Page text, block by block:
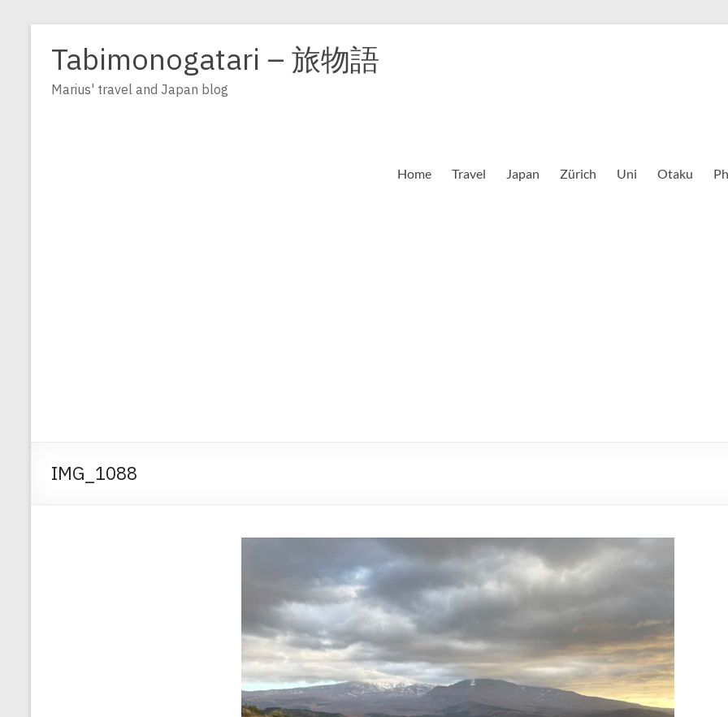
Inhalt
springen
Tabimonogatari – 旅物語
Marius' travel and Japan blog
Home Travel Japan Zürich Uni Otaku
IMG_1088